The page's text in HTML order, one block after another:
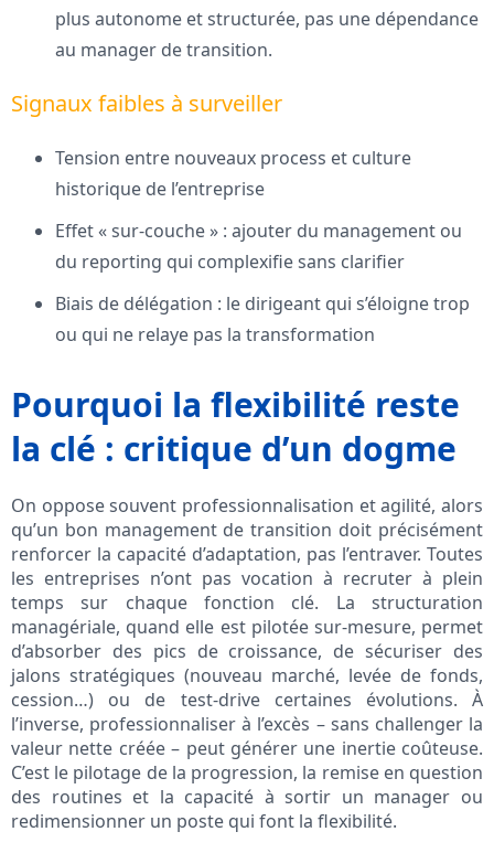
plus autonome et structurée, pas une dépendance
au manager de transition.
Signaux faibles à surveiller
Tension entre nouveaux process et culture
historique de l’entreprise
Effet « sur-couche » : ajouter du management ou
du reporting qui complexifie sans clarifier
Biais de délégation : le dirigeant qui s’éloigne trop
ou qui ne relaye pas la transformation
Pourquoi la flexibilité reste
la clé : critique d’un dogme
On oppose souvent professionnalisation et agilité, alors
qu’un bon management de transition doit précisément
renforcer la capacité d’adaptation, pas l’entraver. Toutes
les entreprises n’ont pas vocation à recruter à plein
temps sur chaque fonction clé. La structuration
managériale, quand elle est pilotée sur-mesure, permet
d’absorber des pics de croissance, de sécuriser des
jalons stratégiques (nouveau marché, levée de fonds,
cession…) ou de test-drive certaines évolutions. À
l’inverse, professionnaliser à l’excès – sans challenger la
valeur nette créée – peut générer une inertie coûteuse.
C’est le pilotage de la progression, la remise en question
des routines et la capacité à sortir un manager ou
redimensionner un poste qui font la flexibilité.